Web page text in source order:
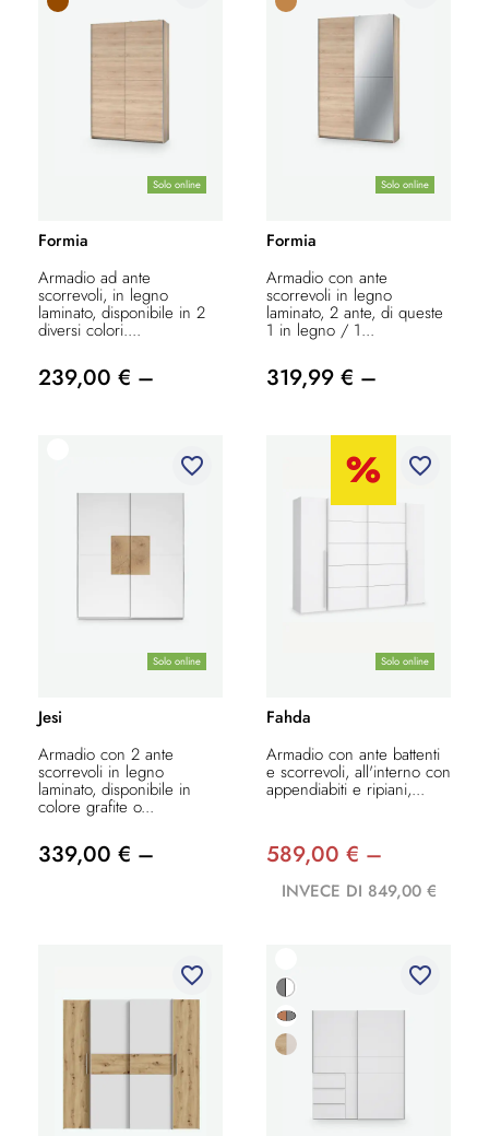
Solo online
Formia
Armadio ad ante
scorrevoli, in legno
laminato, disponibile in 2
diversi colori....
239,00 € –
Solo online
Formia
Armadio con ante
scorrevoli in legno
laminato, 2 ante, di queste
1 in legno / 1...
319,99 € –
Solo online
favorite_border
Jesi
Armadio con 2 ante
scorrevoli in legno
laminato, disponibile in
colore grafite o...
339,00 € –
Solo online
favorite_border
Fahda
Armadio con ante battenti
e scorrevoli, all'interno con
appendiabiti e ripiani,...
589,00 € –
INVECE DI 849,00 €
favorite_border favorite_border